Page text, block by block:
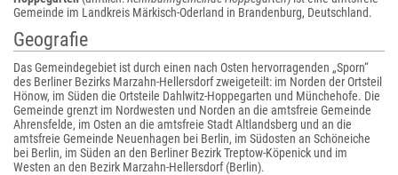
Gemeinde im Landkreis Märkisch-Oderland in Brandenburg, Deutschland.
Geografie
Das Gemeindegebiet ist durch einen nach Osten hervorragenden „Sporn“
des Berliner Bezirks Marzahn-Hellersdorf zweigeteilt: im Norden der Ortsteil
Hönow, im Süden die Ortsteile Dahlwitz-Hoppegarten und Münchehofe. Die
Gemeinde grenzt im Nordwesten und Norden an die amtsfreie Gemeinde
Ahrensfelde, im Osten an die amtsfreie Stadt Altlandsberg und an die
amtsfreie Gemeinde Neuenhagen bei Berlin, im Südosten an Schöneiche
bei Berlin, im Süden an den Berliner Bezirk Treptow-Köpenick und im
Westen an den Bezirk Marzahn-Hellersdorf (Berlin).